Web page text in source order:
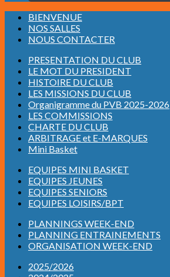
BIENVENUE
NOS SALLES
NOUS CONTACTER
PRESENTATION DU CLUB
LE MOT DU PRESIDENT
HISTOIRE DU CLUB
LES MISSIONS DU CLUB
Organigramme du PVB 2025-2026
LES COMMISSIONS
CHARTE DU CLUB
ARBITRAGE et E-MARQUES
Mini Basket
EQUIPES MINI BASKET
EQUIPES JEUNES
EQUIPES SENIORS
EQUIPES LOISIRS/BPT
PLANNINGS WEEK-END
PLANNING ENTRAINEMENTS
ORGANISATION WEEK-END
2025/2026